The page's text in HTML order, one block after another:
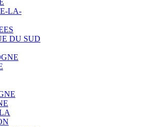
LA-
DU SUD